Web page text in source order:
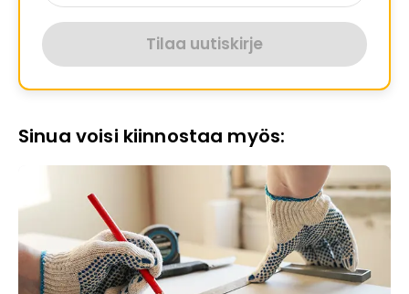
Tilaa uutiskirje
Sinua voisi kiinnostaa myös: